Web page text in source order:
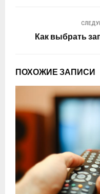
Как выбрать
ПОХОЖИЕ ЗАПИСИ